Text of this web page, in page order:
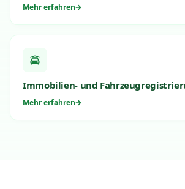
Mehr erfahren
Immobilien- und
Mehr erfahren